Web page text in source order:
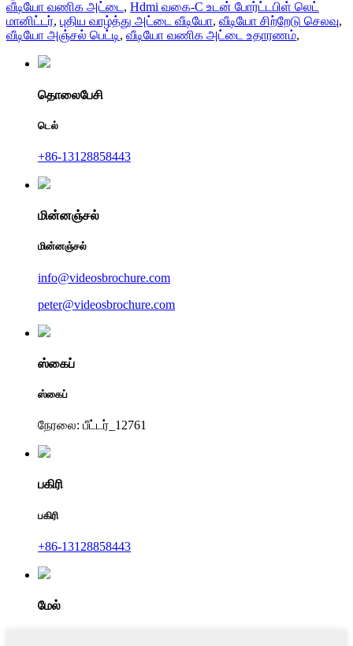
வீடியோ வணிக அட்டை , Hdmi வகை-C உடன் போர்ட்டபிள் லெட்
மானிட்டர், புதிய வாழ்த்து அட்டை வீடியோ, வீடியோ சிற்றேடு செலவு,
வீடியோ அஞ்சல் பெட்டி, வீடியோ வணிக அட்டை உதாரணம்,
தொலைபேசி
டெல்
+86-13128858443
மின்னஞ்சல்
மின்னஞ்சல்
info@videosbrochure.com
peter@videosbrochure.com
ஸ்கைப்
ஸ்கைப்
நேரலை: பீட்டர்_12761
பகிரி
பகிரி
+86-13128858443
மேல்